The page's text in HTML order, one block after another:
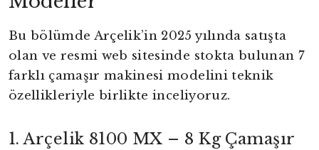
Bu bölümde Arçelik’in 2025 yılında satışta
olan ve resmi web sitesinde stokta bulunan 7
farklı çamaşır makinesi modelini teknik
özellikleriyle birlikte inceliyoruz.
1. Arçelik 8100 MX – 8 Kg Çamaşır